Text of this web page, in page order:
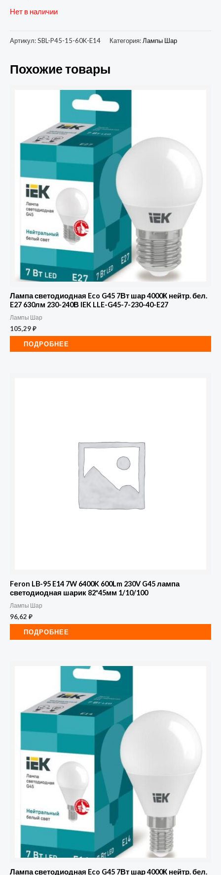
Нет в наличии
Артикул:SBL-P45-15-60K-E14 Категория: Лампы Шар
Похожие товары
Лампа светодиодная Eco G45 7Вт шар 4000К нейтр. бел.
E27 630лм 230-240В IEK LLE-G45-7-230-40-E27
Лампы Шар
105,29₽
ПОДРОБНЕЕ
Feron LB-95 E14 7W 6400K 600Lm 230V G45 лампа
светодиодная шарик 82*45мм 1/10/100
Лампы Шар
96,62 ₽
ПОДРОБНЕЕ
Лампа светодиодная Eco G45 7Вт шар 4000К нейтр. бел.